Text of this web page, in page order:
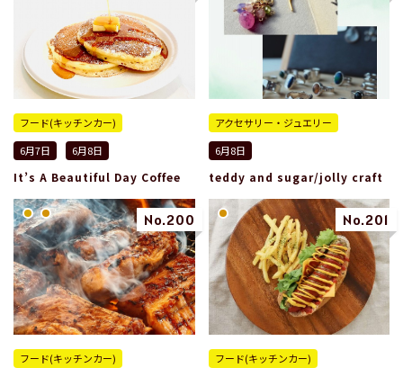
フード(キッチンカー)
6月7日
6月8日
It’s A Beautiful Day Coffee
アクセサリー・ジュエリー
6月8日
teddy and sugar/jolly craft
フード(キッチンカー)
No.200
フード(キッチンカー)
No.201